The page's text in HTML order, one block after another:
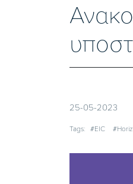
25-05-2023
Tags: #EIC